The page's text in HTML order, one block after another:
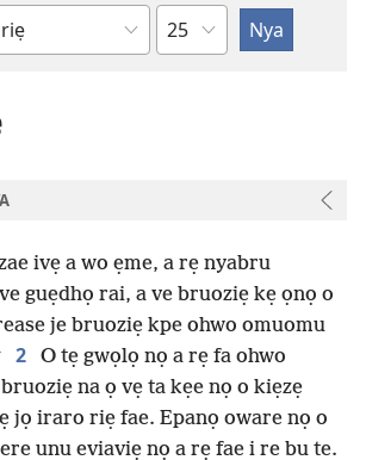
Uzou
ivẹ a wo ẹme, a rẹ nyabru
guẹdhọ rai, a ve bruoziẹ kẹ ọnọ o
je bruoziẹ kpe ohwo omuomu
2
O tẹ gwọlọ nọ a rẹ fa ohwo
na ọ vẹ ta kẹe nọ o kiẹzẹ
jọ iraro riẹ fae. Epanọ oware nọ o
unu eviaviẹ nọ a rẹ fae i re bu te.